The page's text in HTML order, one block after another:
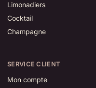
Limonadiers
Cocktail
Champagne
SERVICE CLIENT
Mon compte